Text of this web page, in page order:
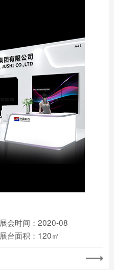
展会时间：2020-08
展台面积：120㎡